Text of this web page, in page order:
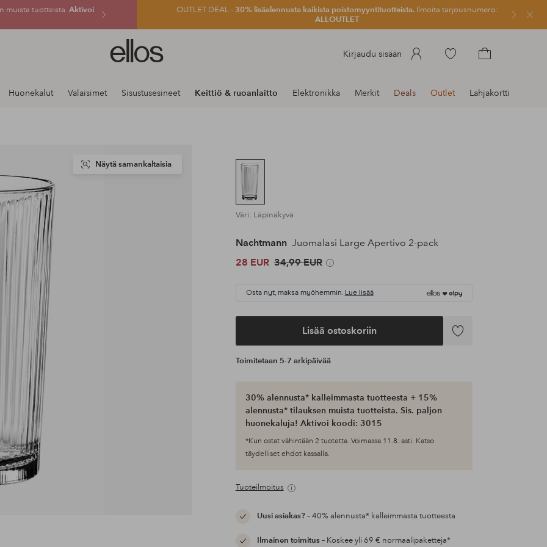
muista tuotteista. Aktivoi OUTLET DEAL -30% lisäalennusta kaikista poistomyyntituotteista.Ilmoita tarjousnumero:
ALLOUTLET
Sulje
Ellos-
logo
siirry
Kirjaudu sisään
Siirry
Huonekalut Valaisimet Sisustusesineet Keittiö & ruoanlaitto Elektronikka Merkit Deals Outlet Lahjakortti
Näytä samankaltaisia
Väri: Läpinäkyvä
Nachtmann Juomalasi Large Apertivo 2-pack
28 EUR 34,99 EUR
Osta nyt, maksa myöhemmin. Lue lisää
Lisää ostoskoriin
Lisää
Toimitetaan 5-7 arkipäivää
30% alennusta* kalleimmasta tuotteesta + 15%
alennusta* tilauksen muista tuotteista. Sis. paljon
huonekaluja! Aktivoi koodi: 3015
*Kun ostat vähintään 2 tuotetta. Voimassa 11.8. asti. Katso
täydelliset ehdot kassalla.
Tuoteilmoitus
Uusi asiakas?– 40% alennusta* kalleimmasta tuotteesta
Ilmainen toimitus– Koskee yli 69 € normaalipaketteja*